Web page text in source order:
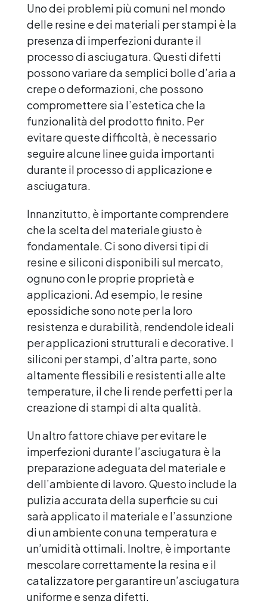
Uno dei problemi più comuni nel mondo
delle resine e dei materiali per stampi è la
presenza di imperfezioni durante il
processo di asciugatura. Questi difetti
possono variare da semplici bolle d’aria a
crepe o deformazioni, che possono
compromettere sia l’estetica che la
funzionalità del prodotto finito. Per
evitare queste difficoltà, è necessario
seguire alcune linee guida importanti
durante il processo di applicazione e
asciugatura.
Innanzitutto, è importante comprendere
che la scelta del materiale giusto è
fondamentale. Ci sono diversi tipi di
resine e siliconi disponibili sul mercato,
ognuno con le proprie proprietà e
applicazioni. Ad esempio, le resine
epossidiche sono note per la loro
resistenza e durabilità, rendendole ideali
per applicazioni strutturali e decorative. I
siliconi per stampi, d’altra parte, sono
altamente flessibili e resistenti alle alte
temperature, il che li rende perfetti per la
creazione di stampi di alta qualità.
Un altro fattore chiave per evitare le
imperfezioni durante l’asciugatura è la
preparazione adeguata del materiale e
dell’ambiente di lavoro. Questo include la
pulizia accurata della superficie su cui
sarà applicato il materiale e l’assunzione
di un ambiente con una temperatura e
un’umidità ottimali. Inoltre, è importante
mescolare correttamente la resina e il
catalizzatore per garantire un’asciugatura
uniforme e senza difetti.